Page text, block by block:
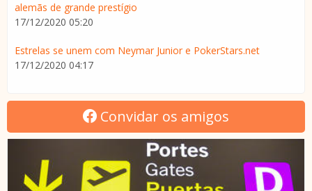
alemãs de grande prestígio
17/12/2020 05:20
Estrelas se unem com Neymar Junior e PokerStars.net
17/12/2020 04:17
Convidar os amigos